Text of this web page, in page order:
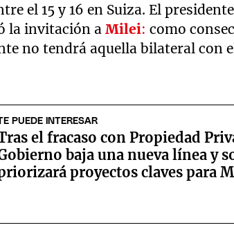
el 15 y 16 en Suiza. El
la invitación a Milei:como
no tendrá aquella bilateral con
PUEDE INTERESAR
el fracaso con Propiedad
baja una nueva línea y
proyectos claves para